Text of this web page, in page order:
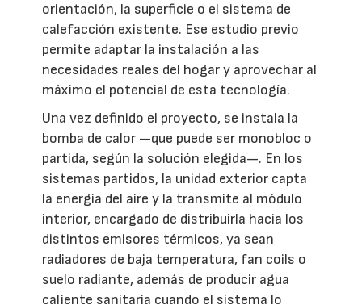
orientación, la superficie o el sistema de
calefacción existente. Ese estudio previo
permite adaptar la instalación a las
necesidades reales del hogar y aprovechar al
máximo el potencial de esta tecnología.
Una vez definido el proyecto, se instala la
bomba de calor —que puede ser monobloc o
partida, según la solución elegida—. En los
sistemas partidos, la unidad exterior capta
la energía del aire y la transmite al módulo
interior, encargado de distribuirla hacia los
distintos emisores térmicos, ya sean
radiadores de baja temperatura, fan coils o
suelo radiante, además de producir agua
caliente sanitaria cuando el sistema lo